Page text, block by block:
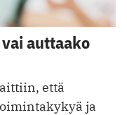
auttaako
että
ja